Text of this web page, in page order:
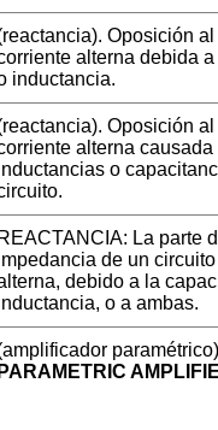
Oposición
alterna debida
inductancia.
Oposición
alterna causada
o
REACTANCIA: La parte
de un
debido a la
o a ambas.
PARAMETRIC